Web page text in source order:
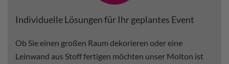
Individuelle Lösungen für Ihr geplantes Event
Ob Sie einen großen Raum dekorieren oder eine
Leinwand aus Stoff fertigen möchten unser Molton ist